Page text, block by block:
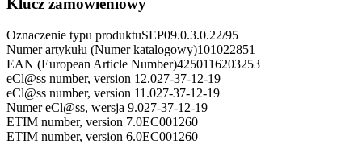
Klucz zamówieniowy
Oznaczenie typu produktuSEP09.0.3.0.22/95
Numer artykułu (Numer katalogowy)101022851
EAN (European Article Number)4250116203253
eCl@ss number, version 12.027-37-12-19
eCl@ss number, version 11.027-37-12-19
Numer eCl@ss, wersja 9.027-37-12-19
ETIM number, version 7.0EC001260
ETIM number, version 6.0EC001260